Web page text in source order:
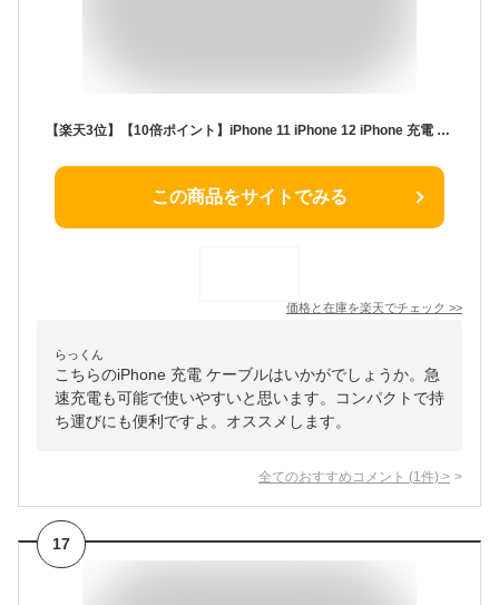
【楽天3位】【10倍ポイント】iPhone 11 iPhone 12 iPhone 充電 ケーブル ライトニングケーブル 1m 2m 3m iphone ケーブル 急速充電 lightning アイフォン iPhone 14 Pro Max mini iPhone13 iPhone XS max Pro アップル
この商品をサイトでみる
価格と在庫を楽天でチェック >>
らっくん
こちらのiPhone 充電 ケーブルはいかがでしょうか。急
速充電も可能で使いやすいと思います。コンパクトで持
ち運びにも便利ですよ。オススメします。
全てのおすすめコメント (1 件) >
17